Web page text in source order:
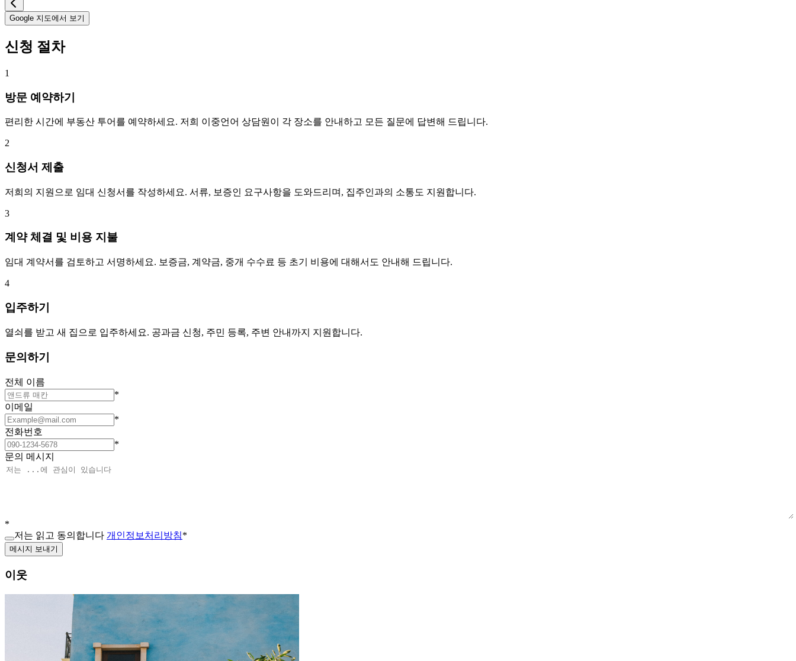
Google 지도에서 보기
신청 절차
1
방문 예약하기
편리한 시간에 부동산 투어를 예약하세요. 저희 이중언어 상담원이 각 장소를 안내하고 모든 질문에 답변해 드립니다.
2
신청서 제출
저희의 지원으로 임대 신청서를 작성하세요. 서류, 보증인 요구사항을 도와드리며, 집주인과의 소통도 지원합니다.
3
계약 체결 및 비용 지불
임대 계약서를 검토하고 서명하세요. 보증금, 계약금, 중개 수수료 등 초기 비용에 대해서도 안내해 드립니다.
4
입주하기
열쇠를 받고 새 집으로 입주하세요. 공과금 신청, 주민 등록, 주변 안내까지 지원합니다.
문의하기
전체 이름
*
이메일
*
전화번호
*
문의 메시지
*
저는 읽고 동의합니다 개인정보처리방침*
메시지 보내기
이웃